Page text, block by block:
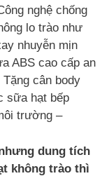
nghệ chống
lo trào như
nhuyễn mịn
ABS cao cấp an
cân body
sữa hạt bếp
trường –
dung tích
không trào thì